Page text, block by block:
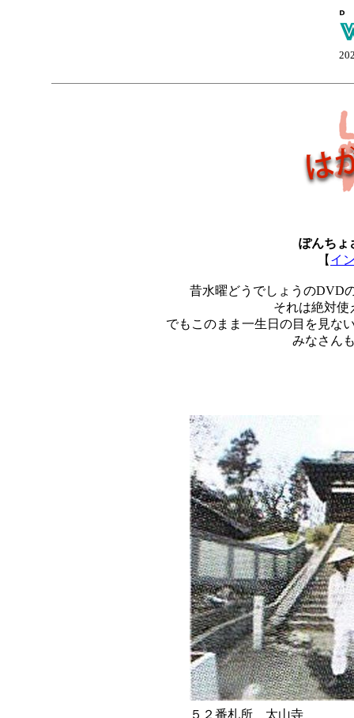
ぽんちょ
【 イ
昔水曜どうでしょうのDVD
それは絶対使
でもこのまま一生日の目を見な
みなさん
５２番札所 太山寺